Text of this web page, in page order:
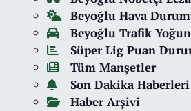
Beyoğlu Hava
Beyoğlu Trafik
Süper Lig Puan
Tüm Manşetler
Son Dakika Haberleri
Haber Arşivi